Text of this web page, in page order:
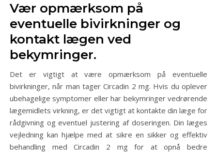
Vær opmærksom på
eventuelle bivirkninger og
kontakt lægen ved
bekymringer.
Det er vigtigt at være opmærksom på eventuelle
bivirkninger, når man tager Circadin 2 mg. Hvis du oplever
ubehagelige symptomer eller har bekymringer vedrørende
lægemidlets virkning, er det vigtigt at kontakte din læge for
rådgivning og eventuel justering af doseringen. Din læges
vejledning kan hjælpe med at sikre en sikker og effektiv
behandling med Circadin 2 mg for at opnå bedre